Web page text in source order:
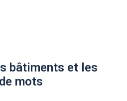
bâtiments et les
mots